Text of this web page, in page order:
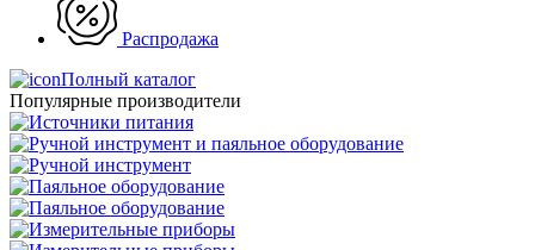
Распродажа
Полный каталог
Популярные производители